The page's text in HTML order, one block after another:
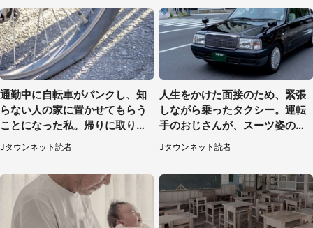
通勤中に自転車がパンクし、知
らない人の家に置かせてもらう
ことになった私。帰りに取りに
行くと、なんと...（東京都・40
代女性）
Jタウンネット読者
人生をかけた面接のため、緊張
しながら乗ったタクシー。運転
手のおじさんが、スーツ姿の私
を見て...（福岡県・30代女性）
Jタウンネット読者